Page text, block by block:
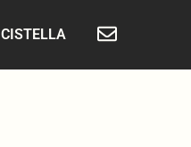
CISTELLA